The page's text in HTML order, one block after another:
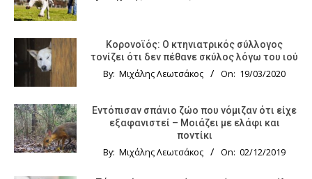
Κορονοϊός: Ο κτηνιατρικός σύλλογος
τονίζει ότι δεν πέθανε σκύλος λόγω του ιού
By: Μιχάλης Λεωτσάκος On: 19/03/2020
Εντόπισαν σπάνιο ζώο που νόμιζαν ότι είχε
εξαφανιστεί – Μοιάζει με ελάφι και
ποντίκι
By: Μιχάλης Λεωτσάκος On: 02/12/2019